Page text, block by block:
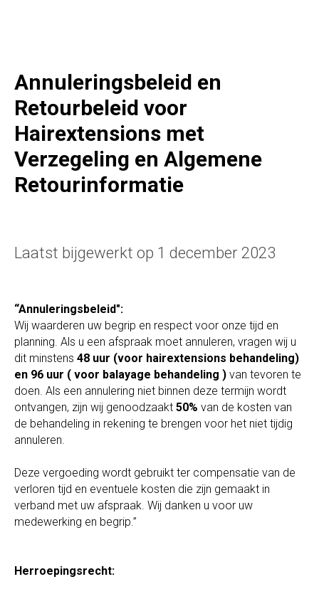
Annuleringsbeleid en
Retourbeleid voor
Hairextensions met
Verzegeling en Algemene
Retourinformatie
Laatst bijgewerkt op 1 december 2023
“Annuleringsbeleid":
Wij waarderen uw begrip en respect voor onze tijd en
planning. Als u een afspraak moet annuleren, vragen wij u
dit minstens 48 uur (voor hairextensions behandeling)
en 96 uur ( voor balayage behandeling ) van tevoren te
doen. Als een annulering niet binnen deze termijn wordt
ontvangen, zijn wij genoodzaakt 50% van de kosten van
de behandeling in rekening te brengen voor het niet tijdig
annuleren.
Deze vergoeding wordt gebruikt ter compensatie van de
verloren tijd en eventuele kosten die zijn gemaakt in
verband met uw afspraak. Wij danken u voor uw
medewerking en begrip.”
Herroepingsrecht: